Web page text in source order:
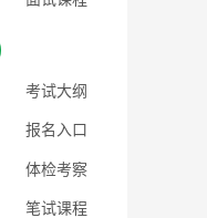
考试大纲
报名入口
体检考察
笔试课程